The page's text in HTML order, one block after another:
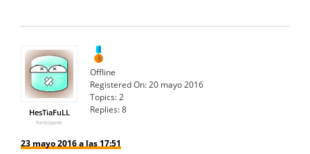
HesTiaFuLL
Participante
Offline
Registered On:20 mayo 2016
Topics:2
Replies:8
23 mayo 2016 a las 17:51